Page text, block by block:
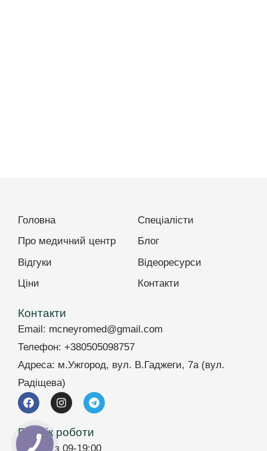
Головна
Про медичний центр
Відгуки
Ціни
Спеціалісти
Блог
Відеоресурси
Контакти
Контакти
Email: mcneyromed@gmail.com
Телефон: +380505098757
Адреса: м.Ужгород, вул. В.Гаджеги, 7а (вул.
Радіщева)
Графік роботи
Пн – пт з 09-19:00